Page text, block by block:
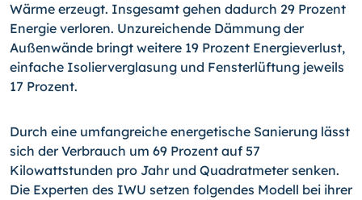
Wärme erzeugt. Insgesamt gehen dadurch 29 Prozent
Energie verloren. Unzureichende Dämmung der
Außenwände bringt weitere 19 Prozent Energieverlust,
einfache Isolierverglasung und Fensterlüftung jeweils
17 Prozent.
Durch eine umfangreiche energetische Sanierung lässt
sich der Verbrauch um 69 Prozent auf 57
Kilowattstunden pro Jahr und Quadratmeter senken.
Die Experten des IWU setzen folgendes Modell bei ihrer